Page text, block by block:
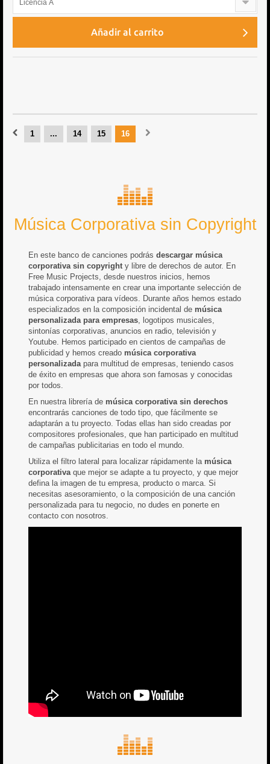
Licencia A
Añadir al carrito
1 ... 14 15 16
Música Corporativa sin Copyright
En este banco de canciones podrás descargar música
corporativa sin copyright y libre de derechos de autor. En
Free Music Projects, desde nuestros inicios, hemos
trabajado intensamente en crear una importante selección de
música corporativa para vídeos. Durante años hemos estado
especializados en la composición incidental de música
personalizada para empresas , logotipos musicales,
sintonías corporativas, anuncios en radio, televisión y
Youtube. Hemos participado en cientos de campañas de
publicidad y hemos creado música corporativa
personalizada para multitud de empresas, teniendo casos
de éxito en empresas que ahora son famosas y conocidas
por todos.
En nuestra librería de música corporativa sin derechos
encontrarás canciones de todo tipo, que fácilmente se
adaptarán a tu proyecto. Todas ellas han sido creadas por
compositores profesionales, que han participado en multitud
de campañas publicitarias en todo el mundo.
Utiliza el filtro lateral para localizar rápidamente la música
corporativa que mejor se adapte a tu proyecto, y que mejor
defina la imagen de tu empresa, producto o marca. Si
necesitas asesoramiento, o la composición de una canción
personalizada para tu negocio, no dudes en ponerte en
contacto con nosotros.